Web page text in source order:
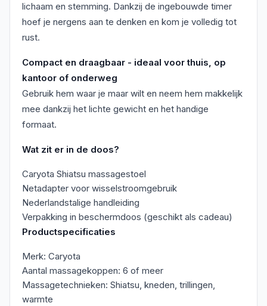
lichaam en stemming. Dankzij de ingebouwde timer
hoef je nergens aan te denken en kom je volledig tot
rust.
Compact en draagbaar - ideaal voor thuis, op
kantoor of onderweg
Gebruik hem waar je maar wilt en neem hem makkelijk
mee dankzij het lichte gewicht en het handige
formaat.
Wat zit er in de doos?
Caryota Shiatsu massagestoel
Netadapter voor wisselstroomgebruik
Nederlandstalige handleiding
Verpakking in beschermdoos (geschikt als cadeau)
Productspecificaties
Merk: Caryota
Aantal massagekoppen: 6 of meer
Massagetechnieken: Shiatsu, kneden, trillingen,
warmte